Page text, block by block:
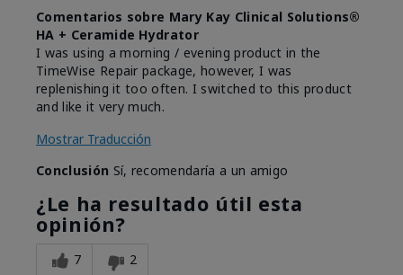
Comentarios sobre Mary Kay Clinical Solutions®
HA + Ceramide Hydrator
I was using a morning / evening product in the
TimeWise Repair package, however, I was
replenishing it too often. I switched to this product
and like it very much.
Mostrar Traducción
Conclusión Sí, recomendaría a un amigo
¿Le ha resultado útil esta
opinión?
7 2